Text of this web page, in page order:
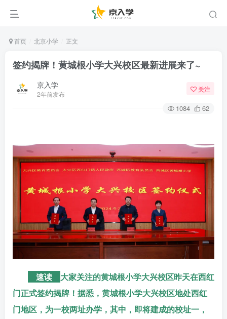
首页 北京小学 正文
签约揭牌！黄城根小学大兴校区最新进展来了~
京入学
2年前发布
关注
1084 62
速读
大家关注的黄城根小学大兴校区昨天在西红
门正式签约揭牌！据悉，黄城根小学大兴校区地处西红
门地区，为一校两址办学，其中，即将建成的校址一，